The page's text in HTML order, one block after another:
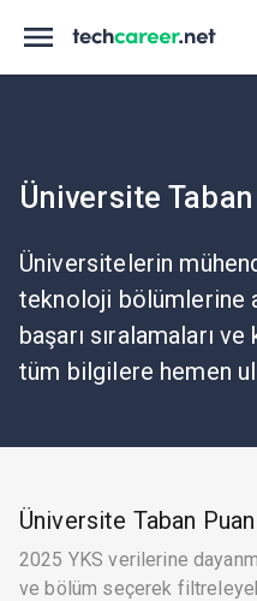
Üniversite Taban
Üniversitelerin
teknoloji bölümlerine
başarı sıralamaları
tüm bilgilere hemen
Üniversite Taban
2025 YKS verilerine
ve bölüm seçerek